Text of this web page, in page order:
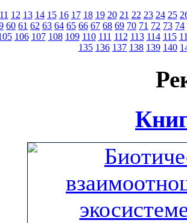
11 12 13 14 15 16 17 18 19 20 21 22 23 24 25
60 61 62 63 64 65 66 67 68 69 70 71 72 73 74
106 107 108 109 110 111 112 113 114 115
135 136 137 138 139 140